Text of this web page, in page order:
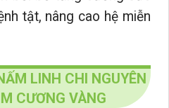
tật, nâng cao hệ miễn
LINH CHI NGUYÊN
CƯƠNG VÀNG